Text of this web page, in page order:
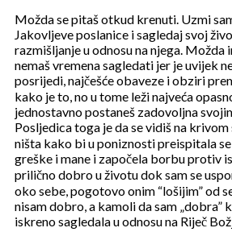
Možda se pitaš otkud krenuti. Uzmi
Jakovljeve poslanice i sagledaj svoj
razmišljanje u odnosu na njega. Možda
nemaš vremena sagledati jer je uvijek
posrijedi, najčešće obaveze i obziri
kako je to, no u tome leži najveća
jednostavno postaneš zadovoljna
Posljedica toga je da se vidiš na krivom
ništa kako bi u poniznosti preispitala
greške i mane i započela borbu protiv
prilično dobro u životu dok sam se
oko sebe, pogotovo onim “lošijim” od
nisam dobro, a kamoli da sam „dobra”
iskreno sagledala u odnosu na Riječ